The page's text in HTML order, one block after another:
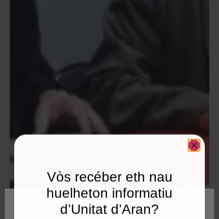
Utilisam "cookies" en nòste lòc web tà balhar ar usuari
ua experiéncia personalizada e optimizada, en tot
Vòs recéber eth nau
huelheton informatiu
d’Unitat d’Aran?